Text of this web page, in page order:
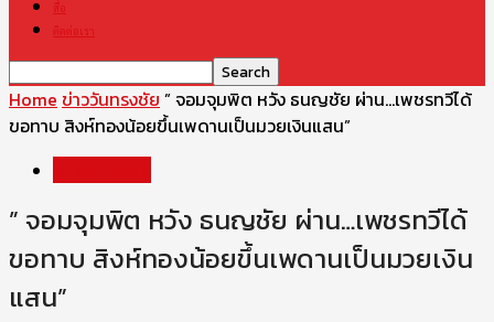
สื่อ
ติดต่อเรา
Home ข่าววันทรงชัย ” จอมจุมพิต หวัง ธนญชัย ผ่าน…เพชรทวีได้
ขอทาบ สิงห์ทองน้อยขึ้นเพดานเป็นมวยเงินแสน”
” จอมจุมพิต หวัง ธนญชัย ผ่าน…เพชรทวีได้
ขอทาบ สิงห์ทองน้อยขึ้นเพดานเป็นมวยเงิน
แสน”